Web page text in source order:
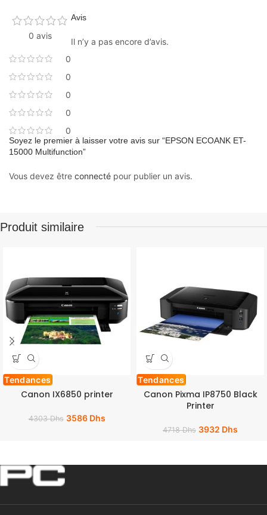
0 avis
0
0
0
0
0
Avis
Il n’y a pas encore d’avis.
Soyez le premier à laisser votre avis sur “EPSON ECOANK ET-
15000 Multifunction”
Vous devez être connecté pour publier un avis.
Produit similaire
Tendances
Canon IX6850 printer
4303Dhs 3586 Dhs
Tendances
Canon Pixma IP8750 Black
Printer
4718Dhs 3932 Dhs